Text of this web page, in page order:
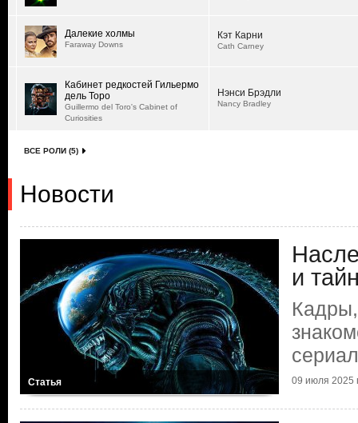
Далекие холмы
Faraway Downs
Кэт Карни
Cath Carney
Кабинет редкостей Гильермо
дель Торо
Guillermo del Toro's Cabinet of
Curiosities
Нэнси Брэдли
Nancy Bradley
ВСЕ РОЛИ (5)
Новости
Статья
и
09 июля 2025